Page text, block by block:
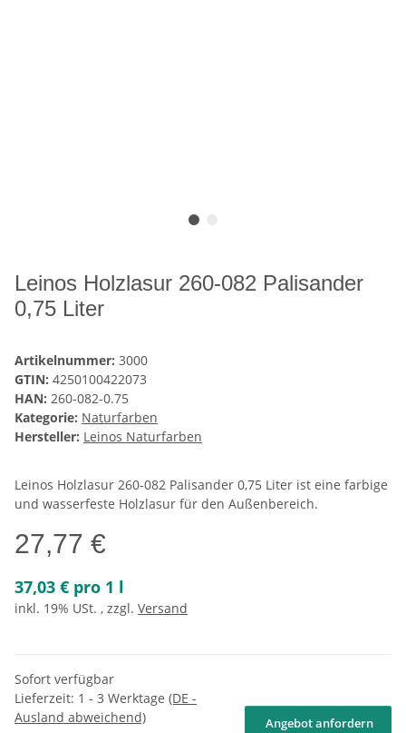
Leinos Holzlasur 260-082 Palisander
0,75 Liter
Artikelnummer: 3000
GTIN: 4250100422073
HAN: 260-082-0.75
Kategorie: Naturfarben
Hersteller: Leinos Naturfarben
Leinos Holzlasur 260-082 Palisander 0,75 Liter ist eine farbige
und wasserfeste Holzlasur für den Außenbereich.
27,77 €
37,03 € pro 1 l
inkl. 19% USt. , zzgl. Versand
Sofort verfügbar
Lieferzeit: 1 - 3 Werktage (DE -
Ausland abweichend)
Angebot anfordern